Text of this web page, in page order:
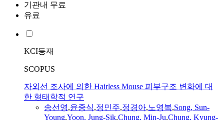
기관내 무료
유료
KCI등재
SCOPUS
자외선 조사에 의한 Hairless Mouse 피부구조 변화에 대
한 형태학적 연구
송선영,윤중식,정민주,정경아,노영복,Song, Sun-
Young,Yoon, Jung-Sik,Chung, Min-Ju,Chung, Kyung-